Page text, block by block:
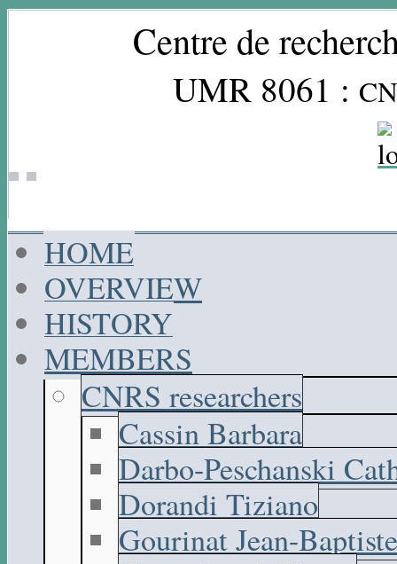
Centre de
UMR 8061 :
HOME
OVERVIEW
HISTORY
MEMBERS
CNRS researchers
Cassin Barbara
Darbo-Peschanski
Dorandi Tiziano
Gourinat Jean-Baptiste